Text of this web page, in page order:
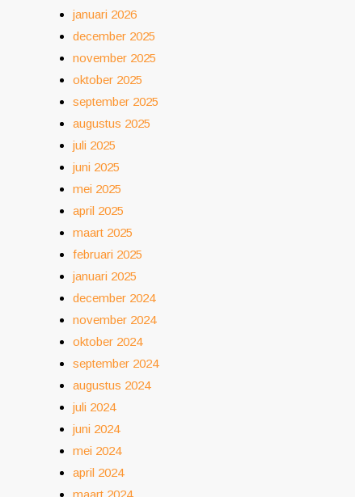
januari 2026
december 2025
november 2025
oktober 2025
september 2025
augustus 2025
juli 2025
juni 2025
mei 2025
april 2025
maart 2025
februari 2025
januari 2025
december 2024
november 2024
oktober 2024
september 2024
augustus 2024
juli 2024
juni 2024
mei 2024
april 2024
maart 2024